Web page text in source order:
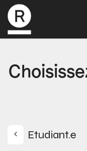
Etudiant.e